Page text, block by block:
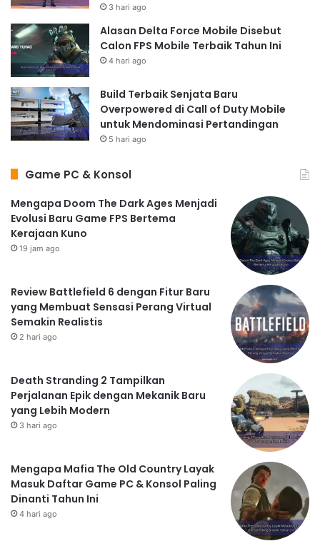
3 hari ago
Alasan Delta Force Mobile Disebut
Calon FPS Mobile Terbaik Tahun Ini
4 hari ago
Build Terbaik Senjata Baru
Overpowered di Call of Duty Mobile
untuk Mendominasi Pertandingan
5 hari ago
Game PC & Konsol
Mengapa Doom The Dark Ages Menjadi
Evolusi Baru Game FPS Bertema
Kerajaan Kuno
19 jam ago
Review Battlefield 6 dengan Fitur Baru
yang Membuat Sensasi Perang Virtual
Semakin Realistis
2 hari ago
Death Stranding 2 Tampilkan
Perjalanan Epik dengan Mekanik Baru
yang Lebih Modern
3 hari ago
Mengapa Mafia The Old Country Layak
Masuk Daftar Game PC & Konsol Paling
Dinanti Tahun Ini
4 hari ago